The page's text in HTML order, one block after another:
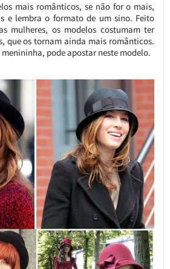
mais românticos, se não for o mais,
e lembra o formato de um sino. Feito
mulheres, os modelos costumam ter
que os tornam ainda mais românticos.
pode apostar neste modelo.